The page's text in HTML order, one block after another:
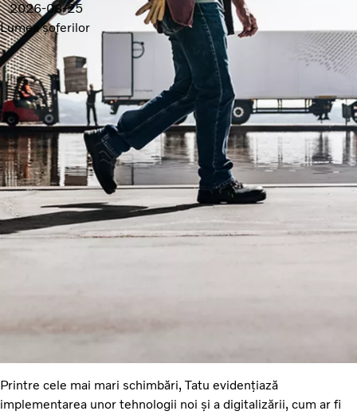
2026-03-25
Lumea șoferilor
Astăzi, mai mult ca niciodată, condusul unui camion oferă o
mulțime de oportunități pentru a construi o carieră de
succes. Această profesie necesită o gamă tot mai largă de
abilități, iar multe dintre stereotipurile care i s-au asociat
până acum încep să se perimeze.
Tatu Ljokkoi a devenit șofer de camion cu aproape 20 de ani în
urmă, iar acum este manager în Departamentul de
perfecționare a șoferilor de la Volvo Trucks. Pe parcursul a
două decenii, a fost martorul unor schimbări semnificative atât
ale camioanelor, cât și ale cerințelor impuse șoferilor de
acum”, spune Tatu. „Șoferii trebuie acum să se specializeze și
perfecționeze tot mai mult, ceea ce le deschide noi
Printre cele mai mari schimbări, Tatu evidențiază
implementarea unor tehnologii noi și a digitalizării, cum ar fi